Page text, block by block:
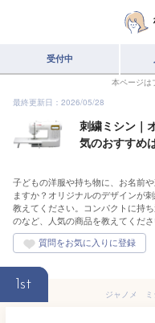
受付中
本ページは
最終更新日：2026/05/28
刺繍ミシン｜
気のおすすめ
子どもの洋服や持ち物に、お名前
ますか？オリジナルのデザインが
教えてください。コンパクトに持
のなど、人気の商品を教えてくださ
1st
ジャノメ